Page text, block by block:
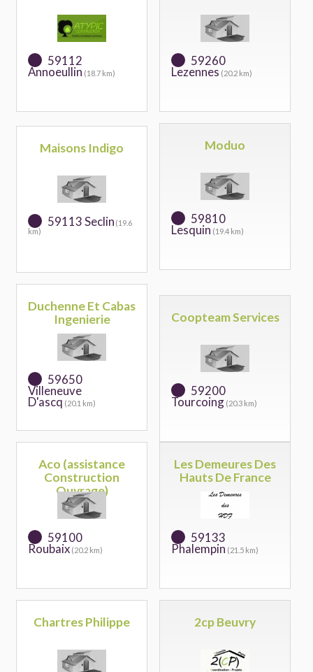
59112
Annoeullin (18.7 km)
59260
Lezennes (20.2 km)
Maisons Indigo
59113 Seclin (19.6
km)
Moduo
59810
Lesquin (19.4 km)
Duchenne Et Cabas
Ingenierie
59650
Villeneuve
D'ascq (20.1 km)
Coopteam Services
59200
Tourcoing (20.3 km)
Aco (assistance
Construction
Ouvrage)
59100
Roubaix (20.2 km)
Les Demeures Des
Hauts De France
59133
Phalempin (21.5 km)
Chartres Philippe 2cp Beuvry